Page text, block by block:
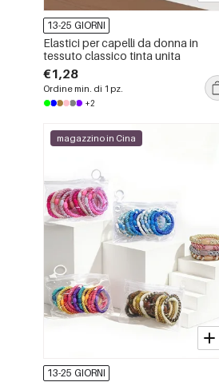
13-25 GIORNI
Elastici per capelli da donna in
tessuto classico tinta unita
€1,28
Ordine min. di 1 pz.
+2
magazzino in Cina
13-25 GIORNI